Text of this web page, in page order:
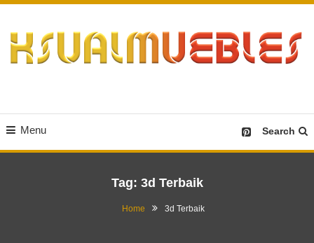
Content
Menu Search
Tag: 3d Terbaik
Home 3d Terbaik